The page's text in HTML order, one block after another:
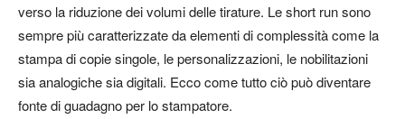
verso la riduzione dei volumi delle tirature. Le short run sono
sempre più caratterizzate da elementi di complessità come la
stampa di copie singole, le personalizzazioni, le nobilitazioni
sia analogiche sia digitali. Ecco come tutto ciò può diventare
fonte di guadagno per lo stampatore.